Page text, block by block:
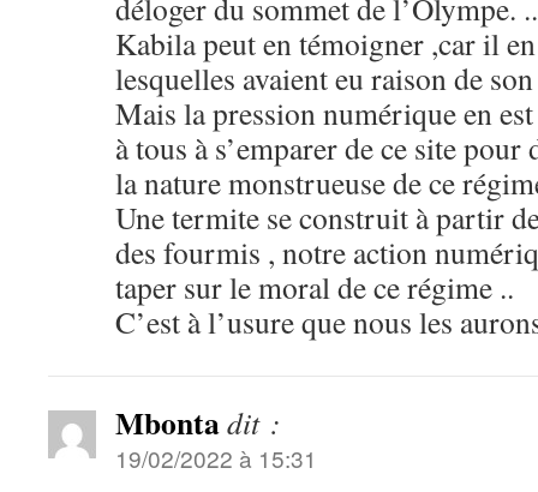
déloger du sommet de l’Olympe. ..
Kabila peut en témoigner ,car il
lesquelles avaient eu raison de
Mais la pression numérique en
à tous à s’emparer de ce site
la nature monstrueuse de ce
Une termite se construit à partir
des fourmis , notre action
taper sur le moral de ce régime ..
C’est à l’usure que nous les
Mbontadit :
19/02/2022 à 15:31